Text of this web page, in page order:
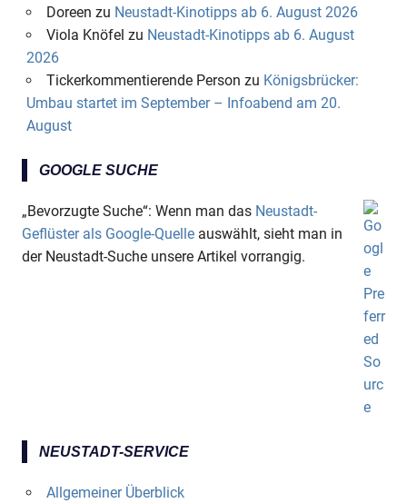
Doreen zu Neustadt-Kinotipps ab 6. August 2026
Viola Knöfel zu Neustadt-Kinotipps ab 6. August
2026
Tickerkommentierende Person zu Königsbrücker:
Umbau startet im September – Infoabend am 20.
August
GOOGLE SUCHE
„Bevorzugte Suche“: Wenn man das Neustadt-
Geflüster als Google-Quelle auswählt, sieht man in
der Neustadt-Suche unsere Artikel vorrangig.
NEUSTADT-SERVICE
Allgemeiner Überblick